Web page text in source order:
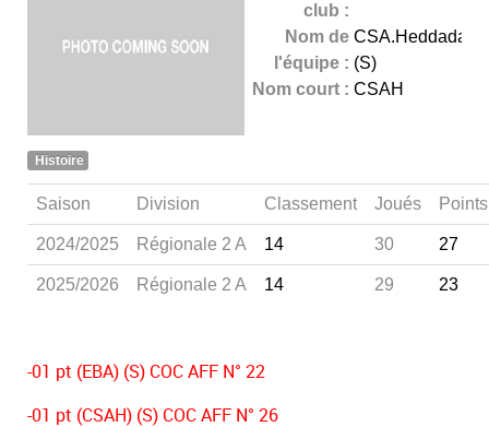
club :
Nom de
l'équipe :
CSA.Heddada
(S)
Nom court : CSAH
Histoire
Saison Division Classement Joués Points
2024/2025 Régionale 2 A 14 30 27
2025/2026 Régionale 2 A 14 29 23
-01 pt (EBA) (S) COC AFF N° 22
-01 pt (CSAH) (S) COC AFF N° 26